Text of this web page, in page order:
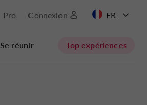
Pro Connexion
Se réunir Top expériences